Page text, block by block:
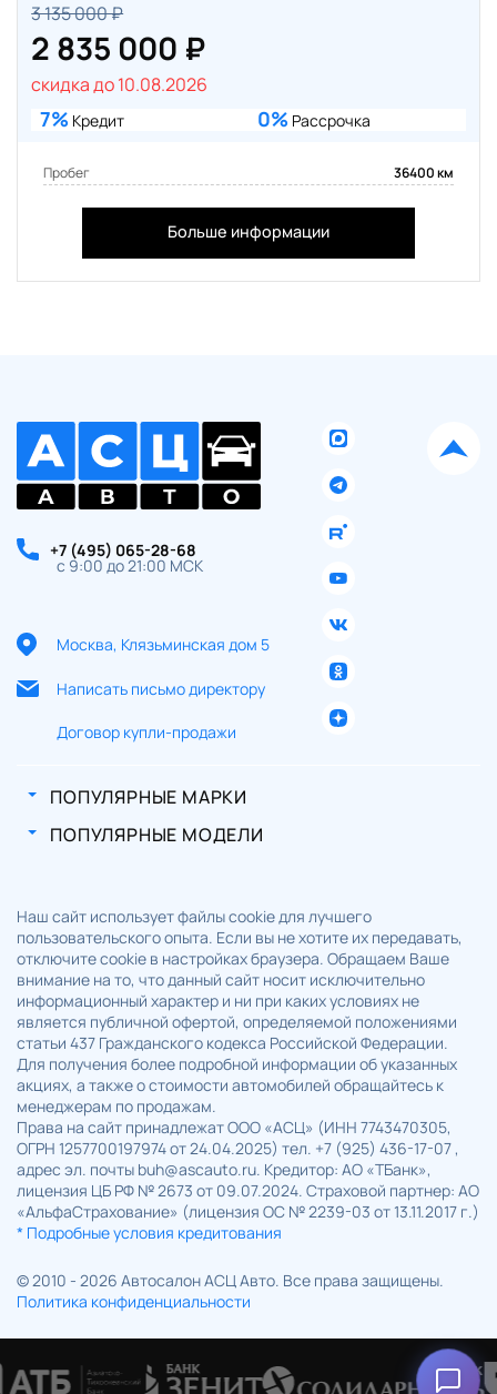
3 135 000 ₽
2 835 000 ₽
скидка до 10.08.2026
7% Кредит 0% Рассрочка
Пробег 36400 км
Больше информации
+7 (495) 065-28-68
с 9:00 до 21:00 МСК
Москва, Клязьминская дом 5
Написать письмо директору
Договор купли-продажи
ПОПУЛЯРНЫЕ МАРКИ
ПОПУЛЯРНЫЕ МОДЕЛИ
Наш сайт использует файлы cookie для лучшего
пользовательского опыта. Если вы не хотите их передавать,
отключите cookie в настройках браузера. Обращаем Ваше
внимание на то, что данный сайт носит исключительно
информационный характер и ни при каких условиях не
является публичной офертой, определяемой положениями
статьи 437 Гражданского кодекса Российской Федерации.
Для получения более подробной информации об указанных
акциях, а также о стоимости автомобилей обращайтесь к
менеджерам по продажам.
Права на сайт принадлежат ООО «АСЦ» (ИНН 7743470305,
ОГРН 1257700197974 от 24.04.2025) тел. +7 (925) 436-17-07 ,
адрес эл. почты buh@ascauto.ru. Кредитор: АО «ТБанк»,
лицензия ЦБ РФ № 2673 от 09.07.2024. Страховой партнер: АО
«АльфаСтрахование» (лицензия ОС № 2239-03 от 13.11.2017 г.)
* Подробные условия кредитования
© 2010 - 2026 Автосалон АСЦ Авто. Все права защищены.
Политика конфиденциальности